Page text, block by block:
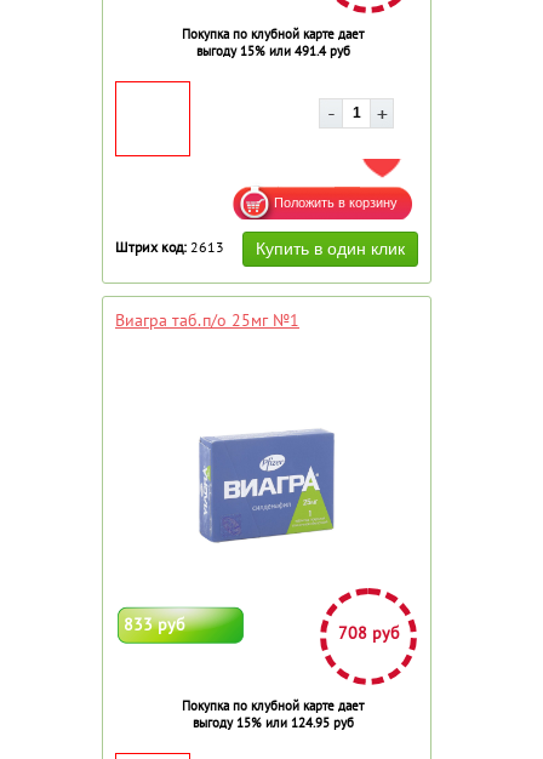
Покупка по клубной карте дает
выгоду 15% или 491.4 руб
ДОБАВИТЬ В ИЗБРАННОЕ
Штрих код: 2613
Виагра таб.п/о 25мг №1
833 руб 708 руб
Покупка по клубной карте дает
выгоду 15% или 124.95 руб